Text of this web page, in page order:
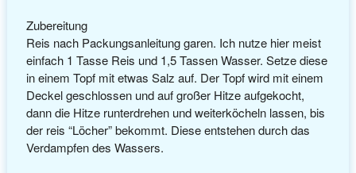
Zubereitung
Reis nach Packungsanleitung garen. Ich nutze hier meist
einfach 1 Tasse Reis und 1,5 Tassen Wasser. Setze diese
in einem Topf mit etwas Salz auf. Der Topf wird mit einem
Deckel geschlossen und auf großer Hitze aufgekocht,
dann die Hitze runterdrehen und weiterköcheln lassen, bis
der reis “Löcher” bekommt. Diese entstehen durch das
Verdampfen des Wassers.